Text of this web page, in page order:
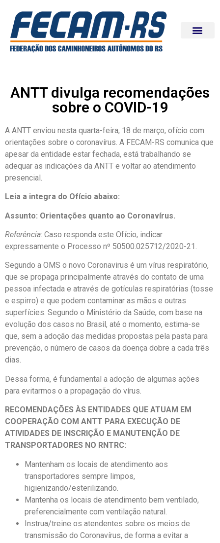
ANTT divulga recomendações
sobre o COVID-19
A ANTT enviou nesta quarta-feira, 18 de março, ofício com
orientações sobre o coronavírus. A FECAM-RS comunica que
apesar da entidade estar fechada, está trabalhando se
adequar as indicações da ANTT e voltar ao atendimento
presencial.
Leia a integra do Ofício abaixo:
Assunto: Orientações quanto ao Coronavírus.
Referência: Caso responda este Ofício, indicar
expressamente o Processo nº 50500.025712/2020-21.
Segundo a OMS o novo Coronavirus é um vírus respiratório,
que se propaga principalmente através do contato de uma
pessoa infectada e através de gotículas respiratórias (tosse
e espirro) e que podem contaminar as mãos e outras
superfícies. Segundo o Ministério da Saúde, com base na
evolução dos casos no Brasil, até o momento, estima-se
que, sem a adoção das medidas propostas pela pasta para
prevenção, o número de casos da doença dobre a cada três
dias.
Dessa forma, é fundamental a adoção de algumas ações
para evitarmos o a propagação do vírus.
RECOMENDAÇÕES ÀS ENTIDADES QUE ATUAM EM
COOPERAÇÃO COM ANTT PARA EXECUÇÃO DE
ATIVIDADES DE INSCRIÇÃO E MANUTENÇÃO DE
TRANSPORTADORES NO RNTRC:
Mantenham os locais de atendimento aos
transportadores sempre limpos,
higienizando/esterilizando.
Mantenha os locais de atendimento bem ventilado,
preferencialmente com ventilação natural.
Instrua/treine os atendentes sobre os meios de
transmissão do Coronavírus, de forma a evitar a